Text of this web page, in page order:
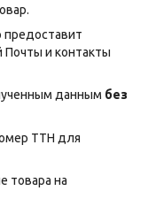
и контакты
данным без
ТТН для
товара на